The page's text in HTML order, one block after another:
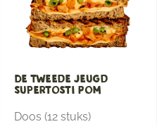
De Tweede Jeugd
Supertosti Pom
Doos (12 stuks)